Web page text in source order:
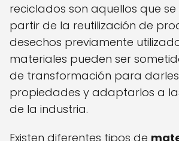
reciclados son aquellos que
partir de la reutilización de
desechos previamente
materiales pueden ser
de transformación para
propiedades y adaptarlos a
de la industria.
Existen diferentes tipos de